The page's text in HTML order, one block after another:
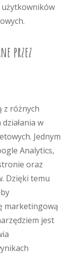
użytkowników
przez
z różnych
w
Jednym
Analytics,
oraz
Dzięki temu
marketingową
jest